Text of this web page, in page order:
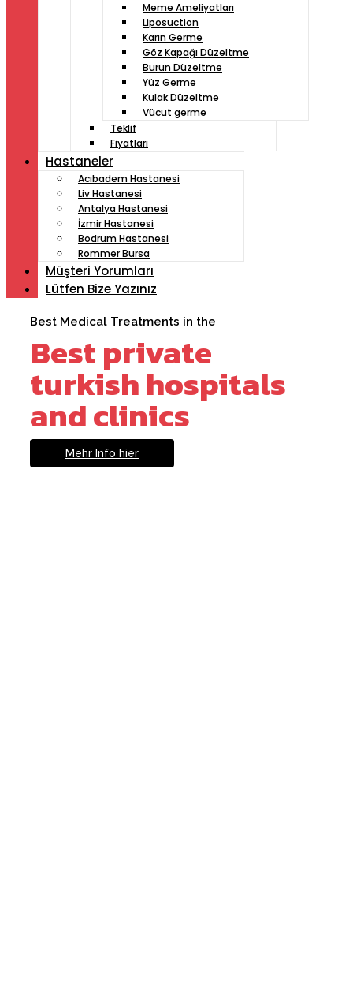
Meme Ameliyatları
Liposuction
Karın Germe
Göz Kapağı Düzeltme
Burun Düzeltme
Yüz Germe
Kulak Düzeltme
Vücut germe
Teklif
Fiyatları
Hastaneler
Acıbadem Hastanesi
Liv Hastanesi
Antalya Hastanesi
İzmir Hastanesi
Bodrum Hastanesi
Rommer Bursa
Müşteri Yorumları
Lütfen Bize Yazınız
Best Medical Treatments in the
Best private
turkish hospitals
and clinics
Mehr Info hier